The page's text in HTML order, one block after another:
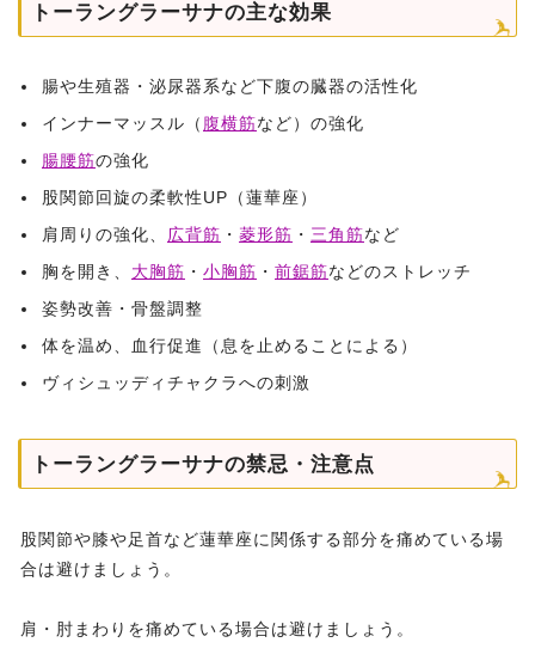
トーラングラーサナの主な効果
腸や生殖器・泌尿器系など下腹の臓器の活性化
インナーマッスル（ 腹横筋など）の強化
腸腰筋の強化
股関節回旋の柔軟性UP（蓮華座）
肩周りの強化、 広背筋 ・ 菱形筋 ・ 三角筋など
胸を開き、 大胸筋 ・ 小胸筋 ・ 前鋸筋などのストレッチ
姿勢改善・骨盤調整
体を温め、血行促進（息を止めることによる）
ヴィシュッディチャクラへの刺激
トーラングラーサナの禁忌・注意点
股関節や膝や足首など蓮華座に関係する部分を痛めている場
合は避けましょう。
肩・肘まわりを痛めている場合は避けましょう。